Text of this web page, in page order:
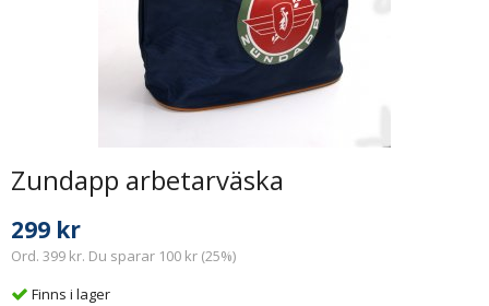
Zundapp arbetarväska
299 kr
Ord. 399 kr. Du sparar 100 kr (25%)
Finns i lager